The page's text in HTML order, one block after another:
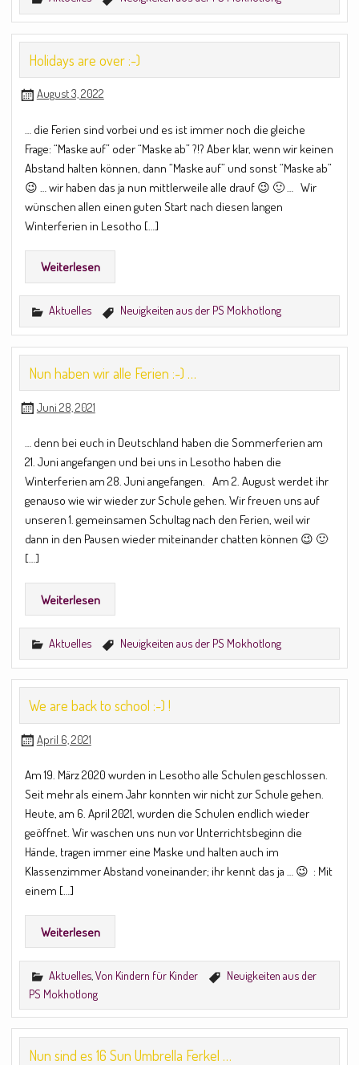
Holidays are over :-)
August 3, 2022
… die Ferien sind vorbei und es ist immer noch die gleiche
Frage: “Maske auf” oder “Maske ab” ?!? Aber klar, wenn wir keinen
Abstand halten können, dann “Maske auf” und sonst “Maske ab”
😉 … wir haben das ja nun mittlerweile alle drauf 😉 🙂 … Wir
wünschen allen einen guten Start nach diesen langen
Winterferien in Lesotho […]
Weiterlesen
Aktuelles Neuigkeiten aus der PS Mokhotlong
Nun haben wir alle Ferien :-) …
Juni 28, 2021
… denn bei euch in Deutschland haben die Sommerferien am
21. Juni angefangen und bei uns in Lesotho haben die
Winterferien am 28. Juni angefangen. Am 2. August werdet ihr
genauso wie wir wieder zur Schule gehen. Wir freuen uns auf
unseren 1. gemeinsamen Schultag nach den Ferien, weil wir
dann in den Pausen wieder miteinander chatten können 😉 🙂
[…]
Weiterlesen
Aktuelles Neuigkeiten aus der PS Mokhotlong
We are back to school :-) !
April 6, 2021
Am 19. März 2020 wurden in Lesotho alle Schulen geschlossen.
Seit mehr als einem Jahr konnten wir nicht zur Schule gehen.
Heute, am 6. April 2021, wurden die Schulen endlich wieder
geöffnet. Wir waschen uns nun vor Unterrichtsbeginn die
Hände, tragen immer eine Maske und halten auch im
Klassenzimmer Abstand voneinander; ihr kennt das ja … 😉 : Mit
einem […]
Weiterlesen
Aktuelles ,Von Kindern für Kinder
Neuigkeiten aus der
PS Mokhotlong
Nun sind es 16 Sun Umbrella Ferkel …